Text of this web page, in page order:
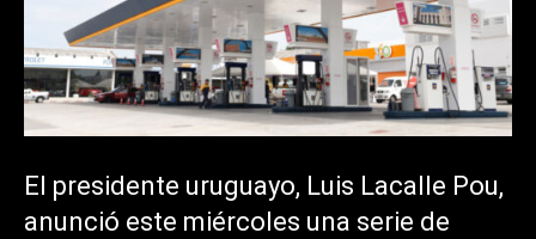
El presidente uruguayo, Luis Lacalle Pou,
anunció este miércoles una serie de